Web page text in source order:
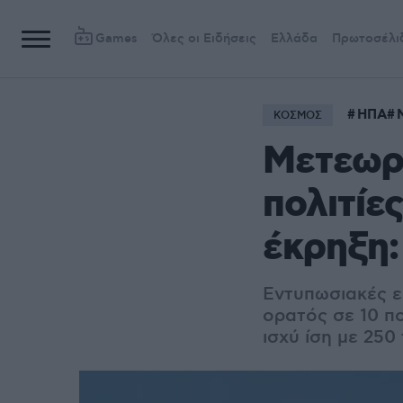
Games Όλες οι Ειδήσεις Ελλάδα
ΚΟΣΜΟΣ ΗΠΑ
Εντυπωσιακές
ορατός σε 10
ισχύ ίση με